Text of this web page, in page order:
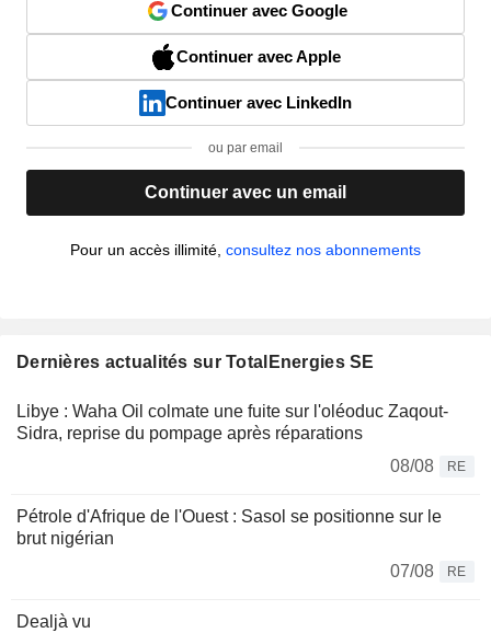
Continuer avec Google
Continuer avec Apple
Continuer avec LinkedIn
ou par email
Continuer avec un email
Pour un accès illimité, consultez nos abonnements
Dernières actualités sur TotalEnergies SE
Libye : Waha Oil colmate une fuite sur l'oléoduc Zaqout-
Sidra, reprise du pompage après réparations
08/08
RE
Pétrole d'Afrique de l'Ouest : Sasol se positionne sur le
brut nigérian
07/08
RE
Dealjà vu